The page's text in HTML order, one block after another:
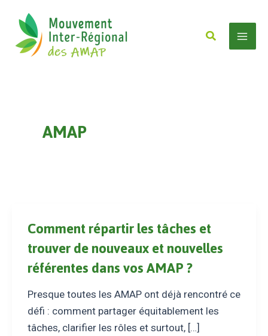
contenu
Rechercher
AMAP
Comment répartir les tâches et
trouver de nouveaux et nouvelles
référentes dans vos AMAP ?
Presque toutes les AMAP ont déjà rencontré ce
défi : comment partager équitablement les
tâches, clarifier les rôles et surtout, […]